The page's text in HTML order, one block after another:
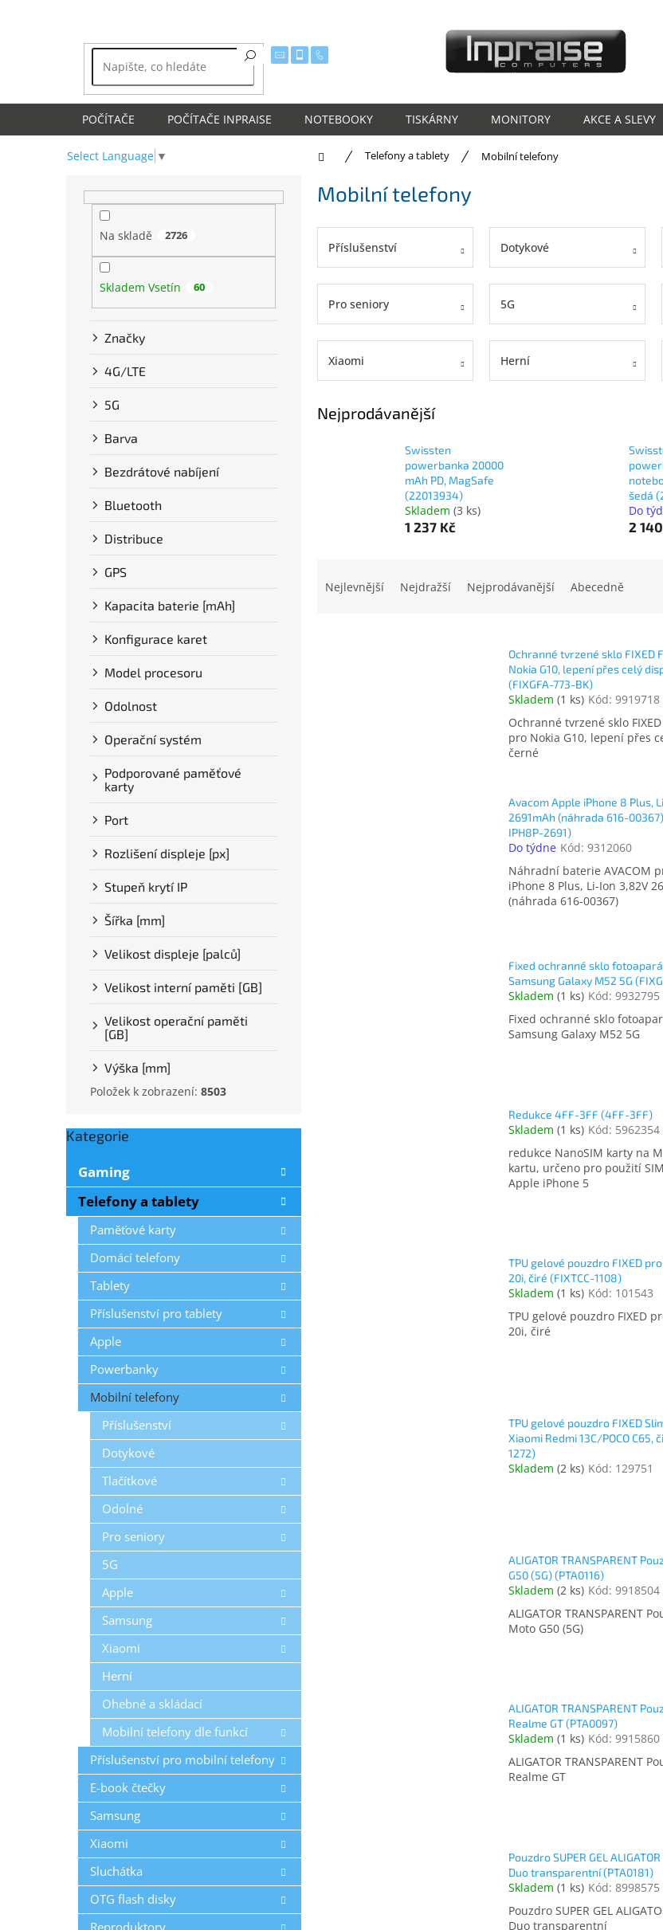
POČÍTAČE POČÍTAČE INPRAISE NOTEBOOKY TISKÁRNY MONITORY AKCE A SLEVY
Domů Telefony a tablety Mobilní telefony
Select Language ▼
Na skladě 2726
Skladem Vsetín 60
Značky
4G/LTE
5G
Barva
Bezdrátové nabíjení
Bluetooth
Distribuce
GPS
Kapacita baterie [mAh]
Konfigurace karet
Model procesoru
Odolnost
Operační systém
Podporované paměťové
karty
Port
Rozlišení displeje [px]
Stupeň krytí IP
Šířka [mm]
Velikost displeje [palců]
Velikost interní paměti [GB]
Velikost operační paměti
[GB]
Výška [mm]
Položek k zobrazení: 8503
Přeskočit
Kategorie
Gaming
Telefony a tablety
Paměťové karty
Domácí telefony
Tablety
Příslušenství pro tablety
Apple
Powerbanky
Mobilní telefony
Příslušenství
Dotykové
Tlačítkové
Odolné
Pro seniory
5G
Apple
Samsung
Xiaomi
Herní
Ohebné a skládací
Mobilní telefony dle funkcí
Příslušenství pro mobilní telefony
E-book čtečky
Samsung
Xiaomi
Sluchátka
OTG flash disky
Mobilní telefony
Příslušenství Dotykové
Pro seniory 5G
Xiaomi Herní
Nejprodávanější
Swissten
powerbanka 20000
mAh PD, MagSafe
(22013934)
Skladem (3 ks)
1 237 Kč
šedá
Do
2
Nejlevnější Nejdražší Nejprodávanější Abecedně
Ochranné tvrzené sklo FIXED
Nokia G10, lepení přes celý
(FIXGFA-773-BK)
Skladem (1 ks) Kód: 9919718
Ochranné tvrzené sklo
pro Nokia G10, lepení přes
černé
Avacom Apple iPhone 8 Plus,
2691mAh (náhrada 616-
IPH8P-2691)
Do týdne Kód: 9312060
Náhradní baterie AVACOM
iPhone 8 Plus, Li-Ion 3,82V
(náhrada 616-00367)
Fixed ochranné sklo
Samsung Galaxy M52 5G
Skladem (1 ks) Kód: 9932795
Fixed ochranné sklo
Samsung Galaxy M52 5G
Redukce 4FF-3FF (4FF-3FF)
Skladem (1 ks) Kód: 5962354
redukce NanoSIM karty na
kartu, určeno pro použití
Apple iPhone 5
TPU gelové pouzdro FIXED
20i, čiré (FIXTCC-1108)
Skladem (1 ks) Kód: 101543
TPU gelové pouzdro FIXED
20i, čiré
TPU gelové pouzdro FIXED
Xiaomi Redmi 13C/POCO C65,
1272)
Skladem (2 ks) Kód: 129751
ALIGATOR TRANSPARENT
G50 (5G) (PTA0116)
Skladem (2 ks) Kód: 9918504
ALIGATOR TRANSPARENT
Moto G50 (5G)
ALIGATOR TRANSPARENT
Realme GT (PTA0097)
Skladem (1 ks) Kód: 9915860
ALIGATOR TRANSPARENT
Realme GT
Pouzdro SUPER GEL
Duo transparentní (PTA0181)
Skladem (1 ks) Kód: 8998575
Pouzdro SUPER GEL
Duo transparentní